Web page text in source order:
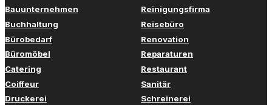
Bauunternehmen
Buchhaltung
Bürobedarf
Büromöbel
Catering
Coiffeur
Druckerei
Reinigungsfirma
Reisebüro
Renovation
Reparaturen
Restaurant
Sanitär
Schreinerei